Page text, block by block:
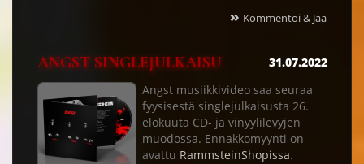
» Kommentoi & Jaa
ANGST SINGLEJULKAISU
31.07.2022
Angst musiikkivideo saa seuraa
fyysisestä singlejulkaisusta 26.
elokuuta CD- ja vinyylilevyjen
muodossa. Ennakkomyynti on
avattu RammsteinShopissa.